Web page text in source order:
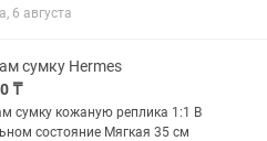
6 августа
сумку Hermes
₸
сумку кожаную реплика 1:1 В
состояние Мягкая 35 см